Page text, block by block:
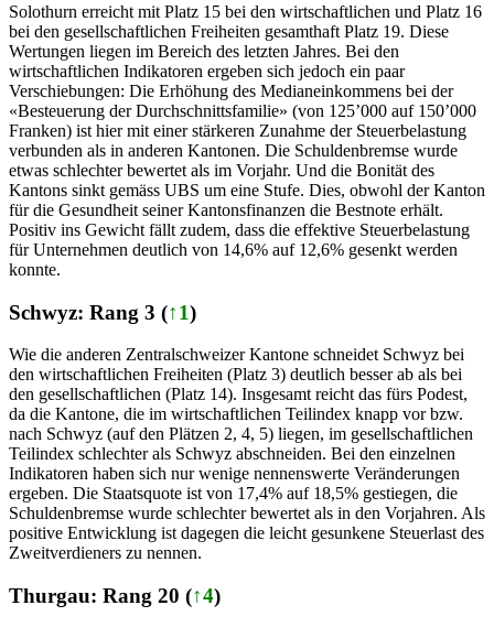
Solothurn erreicht mit Platz 15 bei den wirtschaftlichen und Platz 16
bei den gesellschaftlichen Freiheiten gesamthaft Platz 19. Diese
Wertungen liegen im Bereich des letzten Jahres. Bei den
wirtschaftlichen Indikatoren ergeben sich jedoch ein paar
Verschiebungen: Die Erhöhung des Medianeinkommens bei der
«Besteuerung der Durchschnittsfamilie» (von 125’000 auf 150’000
Franken) ist hier mit einer stärkeren Zunahme der Steuerbelastung
verbunden als in anderen Kantonen. Die Schuldenbremse wurde
etwas schlechter bewertet als im Vorjahr. Und die Bonität des
Kantons sinkt gemäss UBS um eine Stufe. Dies, obwohl der Kanton
für die Gesundheit seiner Kantonsfinanzen die Bestnote erhält.
Positiv ins Gewicht fällt zudem, dass die effektive Steuerbelastung
für Unternehmen deutlich von 14,6% auf 12,6% gesenkt werden
konnte.
Schwyz: Rang 3 (↑1)
Wie die anderen Zentralschweizer Kantone schneidet Schwyz bei
den wirtschaftlichen Freiheiten (Platz 3) deutlich besser ab als bei
den gesellschaftlichen (Platz 14). Insgesamt reicht das fürs Podest,
da die Kantone, die im wirtschaftlichen Teilindex knapp vor bzw.
nach Schwyz (auf den Plätzen 2, 4, 5) liegen, im gesellschaftlichen
Teilindex schlechter als Schwyz abschneiden. Bei den einzelnen
Indikatoren haben sich nur wenige nennenswerte Veränderungen
ergeben. Die Staatsquote ist von 17,4% auf 18,5% gestiegen, die
Schuldenbremse wurde schlechter bewertet als in den Vorjahren. Als
positive Entwicklung ist dagegen die leicht gesunkene Steuerlast des
Zweitverdieners zu nennen.
Thurgau: Rang 20 (↑4)